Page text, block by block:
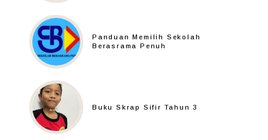
Panduan Memilih Sekolah
Berasrama Penuh
Buku Skrap Sifir Tahun 3